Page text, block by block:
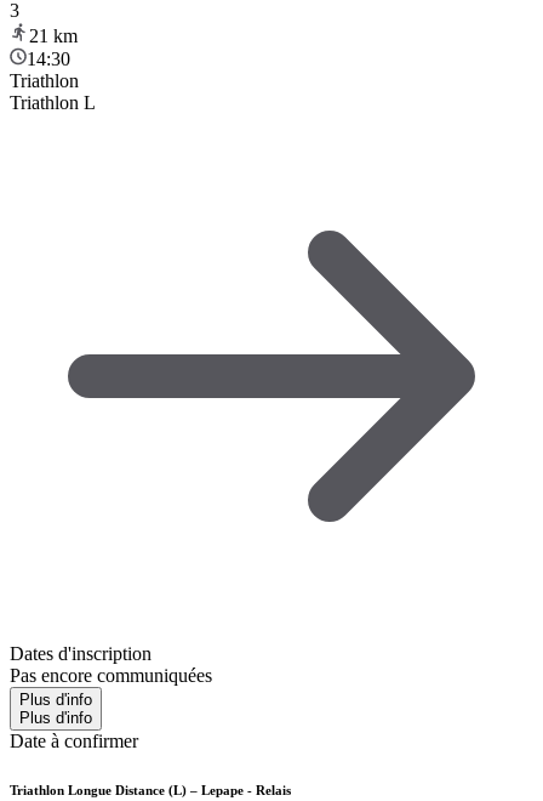
3
21 km
14:30
Triathlon
Triathlon L
Dates d'inscription
Pas encore communiquées
Plus d'info
Plus d'info
Date à confirmer
Triathlon Longue Distance (L) – Lepape - Relais